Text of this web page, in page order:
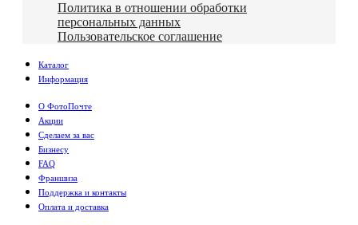
Политика в отношении обработки
персональных данных
Пользовательское соглашение
Каталог
Информация
О ФотоПочте
Акции
Сделаем за вас
Бизнесу
FAQ
Франшиза
Поддержка и контакты
Оплата и доставка